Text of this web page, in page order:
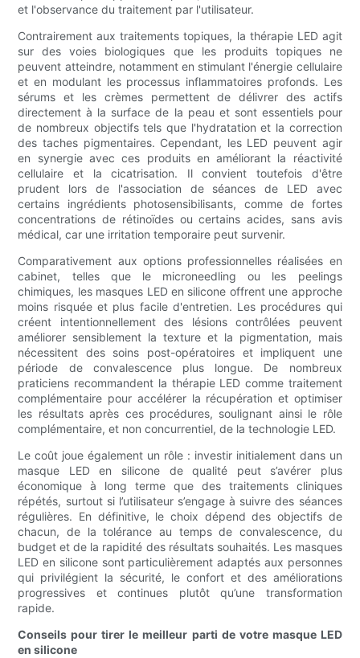
et l'observance du traitement par l'utilisateur.
Contrairement aux traitements topiques, la thérapie LED agit
sur des voies biologiques que les produits topiques ne
peuvent atteindre, notamment en stimulant l'énergie cellulaire
et en modulant les processus inflammatoires profonds. Les
sérums et les crèmes permettent de délivrer des actifs
directement à la surface de la peau et sont essentiels pour
de nombreux objectifs tels que l'hydratation et la correction
des taches pigmentaires. Cependant, les LED peuvent agir
en synergie avec ces produits en améliorant la réactivité
cellulaire et la cicatrisation. Il convient toutefois d'être
prudent lors de l'association de séances de LED avec
certains ingrédients photosensibilisants, comme de fortes
concentrations de rétinoïdes ou certains acides, sans avis
médical, car une irritation temporaire peut survenir.
Comparativement aux options professionnelles réalisées en
cabinet, telles que le microneedling ou les peelings
chimiques, les masques LED en silicone offrent une approche
moins risquée et plus facile d'entretien. Les procédures qui
créent intentionnellement des lésions contrôlées peuvent
améliorer sensiblement la texture et la pigmentation, mais
nécessitent des soins post-opératoires et impliquent une
période de convalescence plus longue. De nombreux
praticiens recommandent la thérapie LED comme traitement
complémentaire pour accélérer la récupération et optimiser
les résultats après ces procédures, soulignant ainsi le rôle
complémentaire, et non concurrentiel, de la technologie LED.
Le coût joue également un rôle : investir initialement dans un
masque LED en silicone de qualité peut s’avérer plus
économique à long terme que des traitements cliniques
répétés, surtout si l’utilisateur s’engage à suivre des séances
régulières. En définitive, le choix dépend des objectifs de
chacun, de la tolérance au temps de convalescence, du
budget et de la rapidité des résultats souhaités. Les masques
LED en silicone sont particulièrement adaptés aux personnes
qui privilégient la sécurité, le confort et des améliorations
progressives et continues plutôt qu’une transformation
rapide.
Conseils pour tirer le meilleur parti de votre masque LED
en silicone